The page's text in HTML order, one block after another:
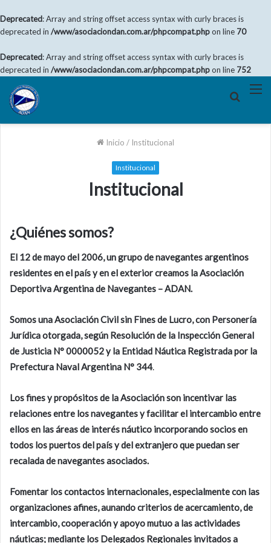
Deprecated: Array and string offset access syntax with curly braces is
deprecated in /www/asociaciondan.com.ar/phpcompat.phpon line 70
Deprecated: Array and string offset access syntax with curly braces is
deprecated in /www/asociaciondan.com.ar/phpcompat.phpon line 752
Inicio / Institucional
Institucional
Institucional
¿Quiénes somos?
El 12 de mayo del 2006, un grupo de navegantes argentinos
residentes en el país y en el exterior creamos la Asociación
Deportiva Argentina de Navegantes – ADAN.
Somos una Asociación Civil sin Fines de Lucro, con Personería
Jurídica otorgada, según Resolución de la Inspección General
de Justicia N° 0000052 y la Entidad Náutica Registrada por la
Prefectura Naval Argentina N° 344.
Los fines y propósitos de la Asociación son incentivar las
relaciones entre los navegantes y facilitar el intercambio entre
ellos en las áreas de interés náutico incorporando socios en
todos los puertos del país y del extranjero que puedan ser
recalada de navegantes asociados.
Fomentar los contactos internacionales, especialmente con las
organizaciones afines, aunando criterios de acercamiento, de
intercambio, cooperación y apoyo mutuo a las actividades
náuticas; mediante los Delegados Regionales invitados a